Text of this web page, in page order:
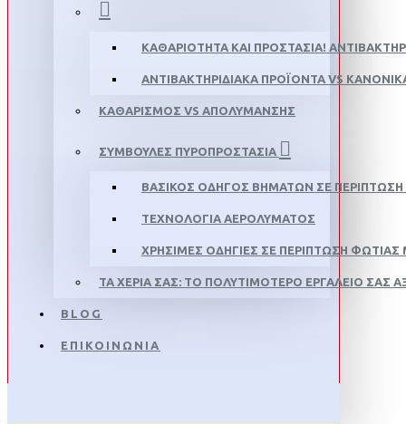
ΚΑΘΑΡΙΌΤΗΤΑ ΚΑΙ ΠΡΟΣΤΑΣΊΑ!
ΑΝΤΙΒΑΚΤΗΡΙΔΙΑΚΆ ΠΡΟΪΌΝΤΑ VS
ΚΑΘΑΡΙΣΜΌΣ VS ΑΠΟΛΎΜΑΝΣΗΣ
ΣΥΜΒΟΥΛΈΣ ΠΥΡΟΠΡΟΣΤΑΣΊΑ
ΒΑΣΙΚΌΣ ΟΔΗΓΌΣ ΒΗΜΆΤΩΝ ΣΕ
ΤΕΧΝΟΛΟΓΊΑ ΑΕΡΟΛΎΜΑΤΟΣ
ΧΡΉΣΙΜΕΣ ΟΔΗΓΊΕΣ ΣΕ ΠΕΡΊΠΤΩΣΗ ΦΩΤΙΆΣ
ΤΑ ΧΈΡΙΑ ΣΑΣ: ΤΟ ΠΟΛΥΤΙΜΌΤΕΡΟ ΕΡΓΑΛΕΊΟ ΣΑΣ
BLOG
ΕΠΙΚΟΙΝΩΝΙΑ